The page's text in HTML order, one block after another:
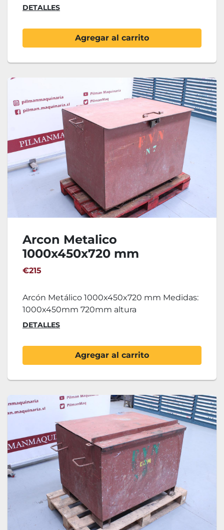
DETALLES
Agregar al carrito
Arcon Metalico
1000x450x720 mm
€215
Arcón Metálico 1000x450x720 mm Medidas:
1000x450mm 720mm altura
DETALLES
Agregar al carrito